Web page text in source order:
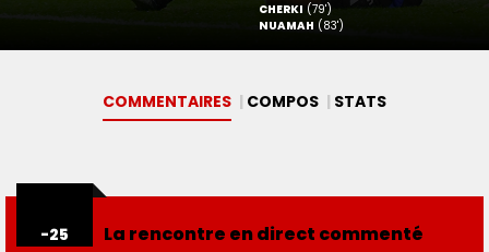
CHERKI (79')
NUAMAH (83')
COMMENTAIRES COMPOS STATS
-25 La rencontre en direct commenté